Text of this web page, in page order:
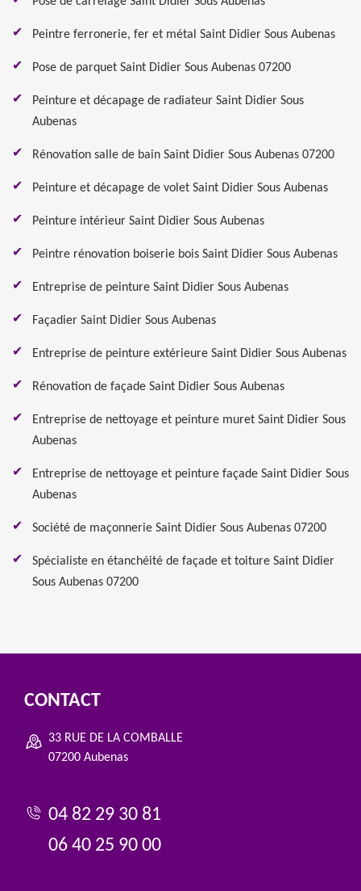
Peintre ferronerie, fer et métal Saint Didier Sous Aubenas
Pose de parquet Saint Didier Sous Aubenas 07200
Peinture et décapage de radiateur Saint Didier Sous
Aubenas
Rénovation salle de bain Saint Didier Sous Aubenas 07200
Peinture et décapage de volet Saint Didier Sous Aubenas
Peinture intérieur Saint Didier Sous Aubenas
Peintre rénovation boiserie bois Saint Didier Sous Aubenas
Entreprise de peinture Saint Didier Sous Aubenas
Façadier Saint Didier Sous Aubenas
Entreprise de peinture extérieure Saint Didier Sous Aubenas
Rénovation de façade Saint Didier Sous Aubenas
Entreprise de nettoyage et peinture muret Saint Didier Sous
Aubenas
Entreprise de nettoyage et peinture façade Saint Didier Sous
Aubenas
Société de maçonnerie Saint Didier Sous Aubenas 07200
Spécialiste en étanchéité de façade et toiture Saint Didier
Sous Aubenas 07200
CONTACT
33 RUE DE LA COMBALLE
07200 Aubenas
04 82 29 30 81
06 40 25 90 00